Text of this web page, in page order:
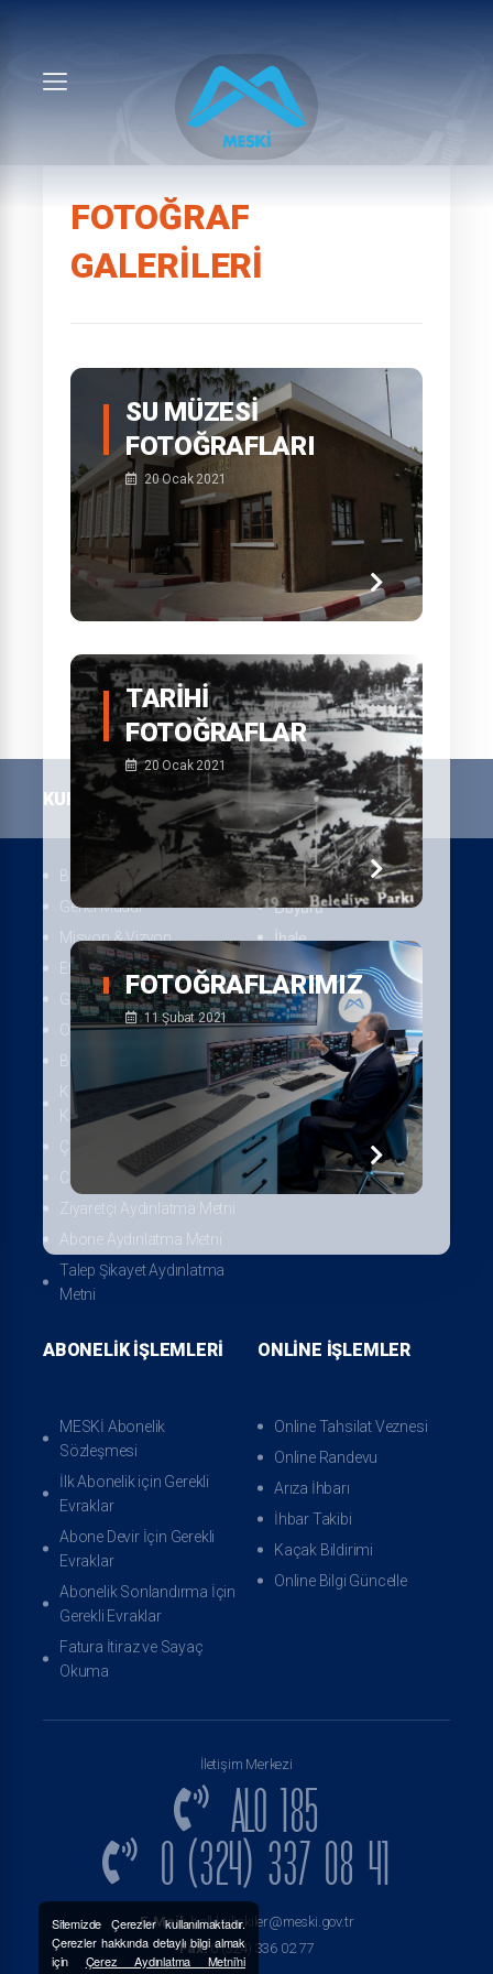
FOTOĞRAF
GALERILERI
SU MÜZESI
FOTOĞRAFLARI
20 Ocak 2021
TARIHI
FOTOĞRAFLAR
20 Ocak 2021
FOTOĞRAFLARIMIZ
11 Şubat 2021
KURUMSAL
Belediye Başkanımız
Genel Müdür
Misyon & Vizyon
Etik Komisyonu
Genel Kurul
Organizasyon Şeması
Birimlerimiz
Kişisel Verilerin
Korunması
Çerez Aydınlatma Metni
CCTV Aydınlatma Metni
Ziyaretçi Aydınlatma Metni
Abone Aydınlatma Metni
Talep Şikayet Aydınlatma
Metni
BASIN ODASI
Haberler
Duyuru
İhale
Fotoğraf Galerisi
Video Galerisi
Logo Afiş Broşür
Etkinlikler
Müze
Sıkça Sorulan Sorular
ABONELIK İŞLEMLERI
MESKİ Abonelik
Sözleşmesi
İlk Abonelik için Gerekli
Evraklar
Abone Devir İçin Gerekli
Evraklar
Abonelik Sonlandırma İçin
Gerekli Evraklar
Fatura İtiraz ve Sayaç
Okuma
ONLINE İŞLEMLER
Online Tahsilat Veznesi
Online Randevu
Arıza İhbarı
İhbar Takibi
Kaçak Bildirimi
Online Bilgi Güncelle
İletişim Merkezi
ALO 185
0 (324) 337 08 41
E-Mail:halklailiskiler@meski.gov.tr
Fax:0 (324) 336 02 77
Sitemizde Çerezler kullanılmaktadır.
Çerezler hakkında detaylı bilgi almak
için Çerez Aydınlatma Metni’ni